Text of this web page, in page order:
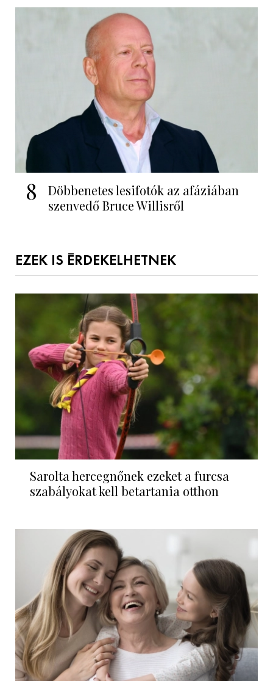
8
Döbbenetes lesifotók az afáziában
szenvedő Bruce Willisről
EZEK IS ÉRDEKELHETNEK
Sarolta hercegnőnek ezeket a furcsa
szabályokat kell betartania otthon